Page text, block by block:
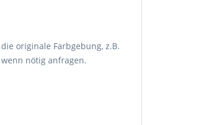
originale Farbgebung, z.B.
nötig anfragen.